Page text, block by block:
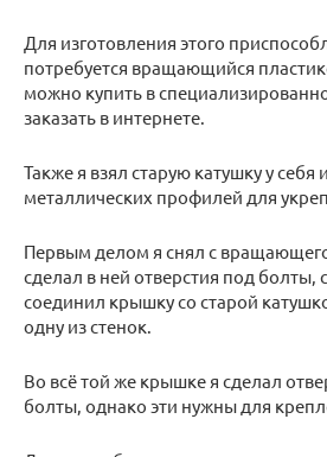
Для изготовления этого
потребуется вращающийся
можно купить в
заказать в интернете.
Также я взял старую катушку у себя
металлических профилей для
Первым делом я снял с
сделал в ней отверстия под
соединил крышку со старой
одну из стенок.
Во всё той же крышке я сделал
болты, однако эти нужны для